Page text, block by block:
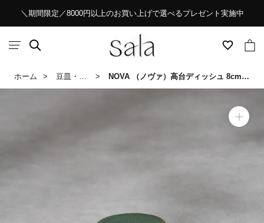
キ
ッ
て
＼期間限定／8000円以上のお買い上げで選べるプレゼント実施中
ホーム 豆皿・小皿／皿・プレート（～14cm） NOVA （ノヴァ）高台ディッシュ 8cm（グリーン）